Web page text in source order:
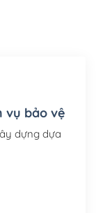
(+300,000₫)
vụ bảo vệ
dựng dựa